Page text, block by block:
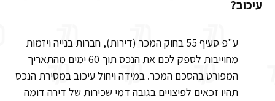
עיכוב?
ע"פ סעיף 55 בחוק המכר (דירות), חברות בנייה ויזמות
מחוייבות לספק לכם את הנכס תוך 60 ימים מהתאריך
המפורט בהסכם המכר. במידה ויחול עיכוב במסירת הנכס
תהיו זכאים לפיצויים בגובה דמי שכירות של דירה דומה